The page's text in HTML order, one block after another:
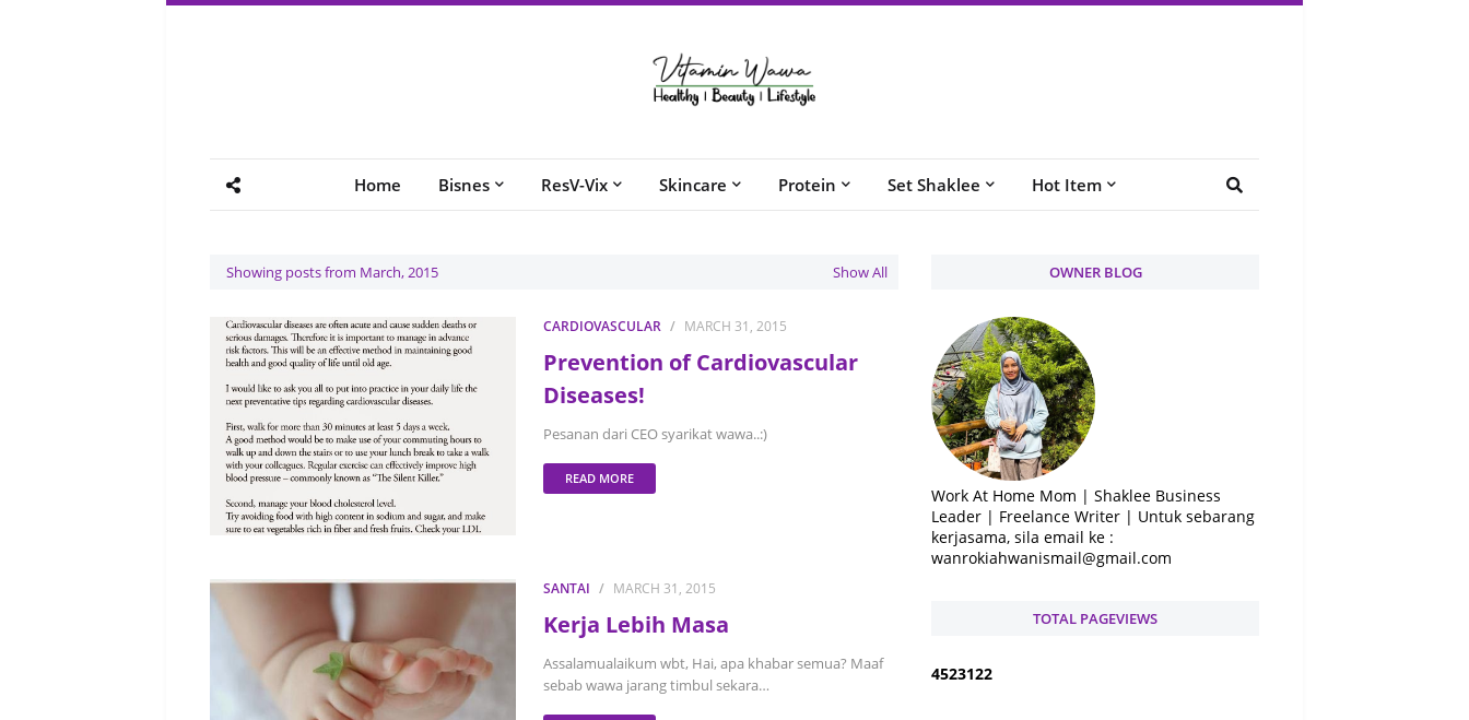
Home Bisnes ResV-Vix Skincare Protein Set Shaklee Hot Item
Showing posts from March, 2015 Show All
CARDIOVASCULAR MARCH 31, 2015
Prevention of Cardiovascular
Diseases!
Pesanan dari CEO syarikat wawa..:)
READ MORE
SANTAI MARCH 31, 2015
Kerja Lebih Masa
Assalamualaikum wbt, Hai, apa khabar semua? Maaf
sebab wawa jarang timbul sekara…
OWNER BLOG
Work At Home Mom | Shaklee Business
Leader | Freelance Writer | Untuk sebarang
kerjasama, sila email ke :
wanrokiahwanismail@gmail.com
TOTAL PAGEVIEWS
4523122